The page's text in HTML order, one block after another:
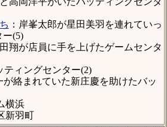
：岸峯太郎が星田美羽を連れていっ
ー(5)
田翔が店員に手を上げたゲームセンタ
ティングセンター(2)
が絡まれていた新庄慶を助けたバッ
横浜
新羽町